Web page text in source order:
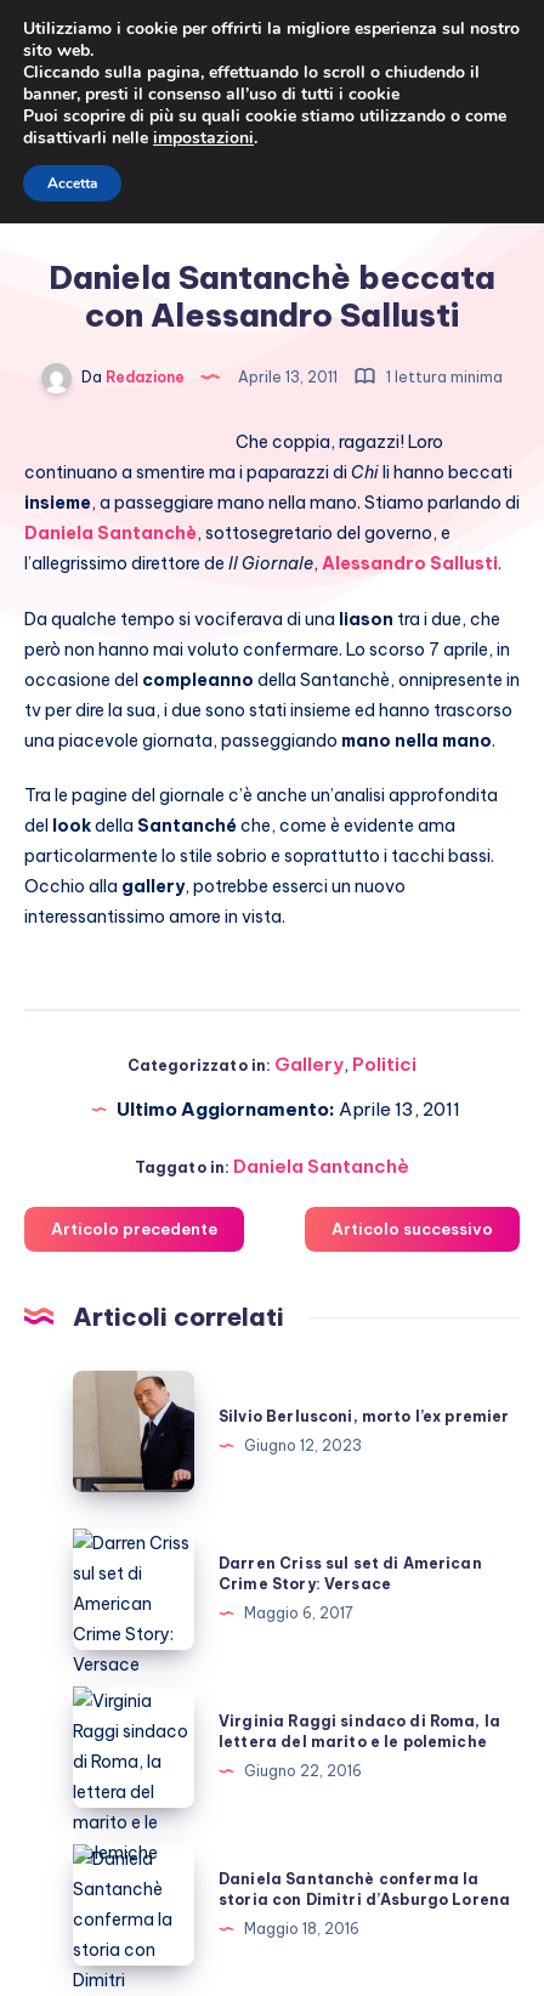
Daniela Santanchè beccata
con Alessandro Sallusti
Da Redazione Aprile 13, 2011 1 lettura minima
Che coppia, ragazzi! Loro
continuano a smentire ma i paparazzi diChili hanno beccati
insieme, a passeggiare mano nella mano. Stiamo parlando di
Daniela Santanchè, sottosegretario del governo, e
l’allegrissimo direttore de Il Giornale, Alessandro Sallusti.
Da qualche tempo si vociferava di una liason tra i due, che
però non hanno mai voluto confermare. Lo scorso 7 aprile, in
occasione del compleanno della Santanchè, onnipresente in
tv per dire la sua, i due sono stati insieme ed hanno trascorso
una piacevole giornata, passeggiando mano nella mano.
Tra le pagine del giornale c’è anche un’analisi approfondita
del
lookdella Santanchéche, come è evidente ama
particolarmente lo stile sobrio e soprattutto i tacchi bassi.
Occhio alla gallery, potrebbe esserci un nuovo
interessantissimo amore in vista.
Categorizzato in: Gallery, Politici
Ultimo Aggiornamento: Aprile 13, 2011
Taggato in: Daniela Santanchè
Articolo precedente Articolo successivo
Articoli correlati
Silvio
Berlusconi,
morto
l’ex
premier
Silvio Berlusconi, morto l’ex premier
Giugno 12, 2023
Darren
Criss
sul
set
di
American
Crime
Story:
Versace
Darren Criss sul set di American
Crime Story: Versace
Maggio 6, 2017
Virginia
Raggi
sindaco
di
Roma,
la
lettera
del
marito
e
Virginia Raggi sindaco di Roma, la
lettera del marito e le polemiche
Giugno 22, 2016
Daniela
Santanchè
conferma
la
storia
Daniela Santanchè conferma la
storia con Dimitri d’Asburgo Lorena
Maggio 18, 2016
Utilizziamo i cookie per offrirti la migliore esperienza sul nostro
sito web.
Cliccando sulla pagina, effettuando lo scroll o chiudendo il
banner, presti il consenso all’uso di tutti i cookie
Puoi scoprire di più su quali cookie stiamo utilizzando o come
disattivarli nelle impostazioni.
Accetta